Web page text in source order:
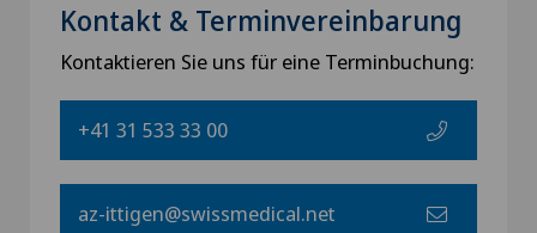
Kontakt & Terminvereinbarung
Kontaktieren Sie uns für eine Terminbuchung:
+41 31 533 33 00
az-ittigen@swissmedical.net